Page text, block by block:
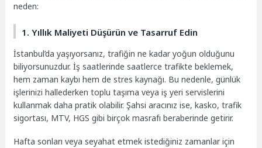
neden:
1. Yıllık Maliyeti Düşürün ve Tasarruf Edin
İstanbul’da yaşıyorsanız, trafiğin ne kadar yoğun olduğunu
biliyorsunuzdur. İş saatlerinde saatlerce trafikte beklemek,
hem zaman kaybı hem de stres kaynağı. Bu nedenle, günlük
işlerinizi hallederken toplu taşıma veya iş yeri servislerini
kullanmak daha pratik olabilir. Şahsi aracınız ise, kasko, trafik
sigortası, MTV, HGS gibi birçok masrafı beraberinde getirir.
Hafta sonları veya seyahat etmek istediğiniz zamanlar için